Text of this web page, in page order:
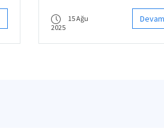
araçlarda hafifletme
kullanılacak kompozit
malzeme geliştirilmesi
15 Ağu
2025